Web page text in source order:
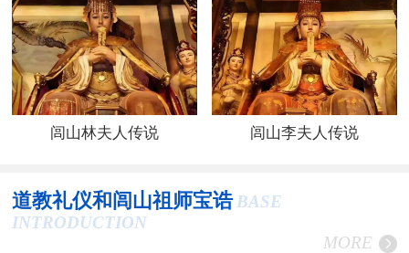
闾山林夫人传说 闾山李夫人传说
道教礼仪和闾山祖师宝诰 BASE
INTRODUCTION
MORE